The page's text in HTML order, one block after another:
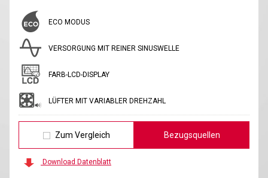
ECO MODUS
VERSORGUNG MIT REINER SINUSWELLE
FARB-LCD-DISPLAY
LÜFTER MIT VARIABLER DREHZAHL
Zum Vergleich Bezugsquellen
Download Datenblatt